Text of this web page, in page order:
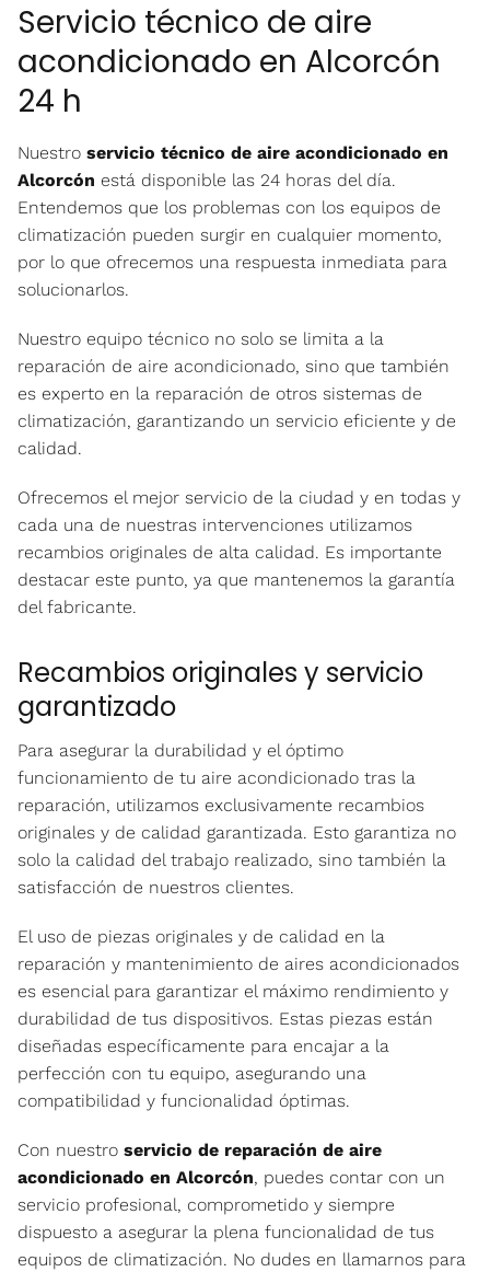
Servicio técnico de aire
acondicionado en Alcorcón
24 h
Nuestro servicio técnico de aire acondicionado en
Alcorcón está disponible las 24 horas del día.
Entendemos que los problemas con los equipos de
climatización pueden surgir en cualquier momento,
por lo que ofrecemos una respuesta inmediata para
solucionarlos.
Nuestro equipo técnico no solo se limita a la
reparación de aire acondicionado, sino que también
es experto en la reparación de otros sistemas de
climatización, garantizando un servicio eficiente y de
calidad.
Ofrecemos el mejor servicio de la ciudad y en todas y
cada una de nuestras intervenciones utilizamos
recambios originales de alta calidad. Es importante
destacar este punto, ya que mantenemos la garantía
del fabricante.
Recambios originales y servicio
garantizado
Para asegurar la durabilidad y el óptimo
funcionamiento de tu aire acondicionado tras la
reparación, utilizamos exclusivamente recambios
originales y de calidad garantizada. Esto garantiza no
solo la calidad del trabajo realizado, sino también la
satisfacción de nuestros clientes.
El uso de piezas originales y de calidad en la
reparación y mantenimiento de aires acondicionados
es esencial para garantizar el máximo rendimiento y
durabilidad de tus dispositivos. Estas piezas están
diseñadas específicamente para encajar a la
perfección con tu equipo, asegurando una
compatibilidad y funcionalidad óptimas.
Con nuestro servicio de reparación de aire
acondicionado en Alcorcón, puedes contar con un
servicio profesional, comprometido y siempre
dispuesto a asegurar la plena funcionalidad de tus
equipos de climatización. No dudes en llamarnos para